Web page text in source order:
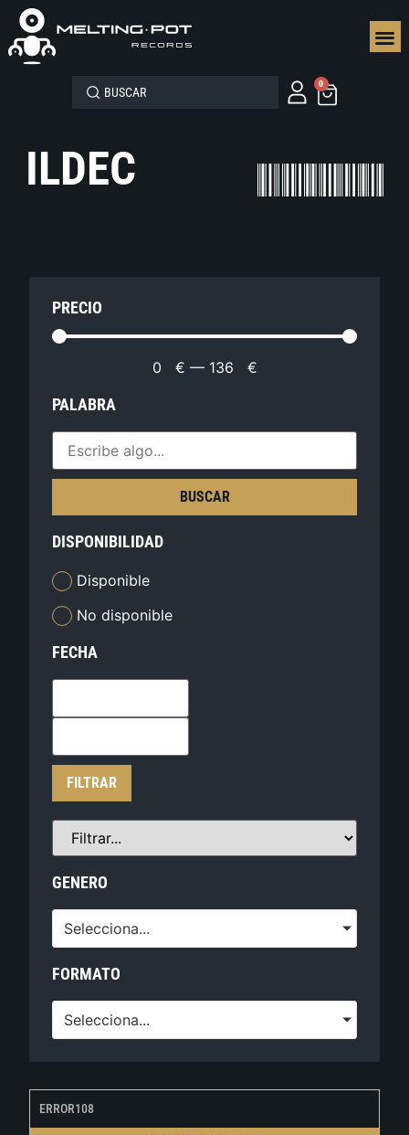
0
ILDEC
PRECIO
0 € — 136 €
PALABRA
BUSCAR
DISPONIBILIDAD
Disponible
No disponible
FECHA
FILTRAR
GENERO
Selecciona...
FORMATO
Selecciona...
ERROR108